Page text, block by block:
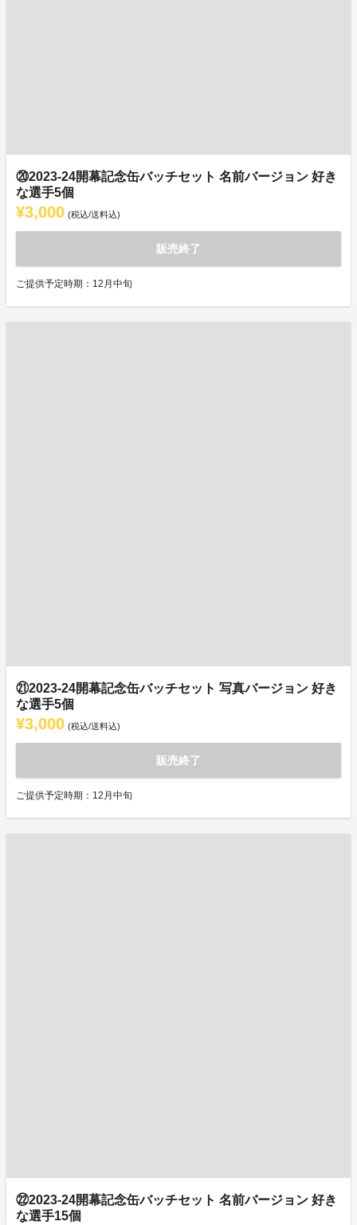
⑳2023-24開幕記念缶バッチセット 名前バージョン 好き
な選手5個
¥3,000 (税込/送料込)
販売終了
ご提供予定時期：12月中旬
㉑2023-24開幕記念缶バッチセット 写真バージョン 好き
な選手5個
¥3,000 (税込/送料込)
販売終了
ご提供予定時期：12月中旬
㉒2023-24開幕記念缶バッチセット 名前バージョン 好き
な選手15個